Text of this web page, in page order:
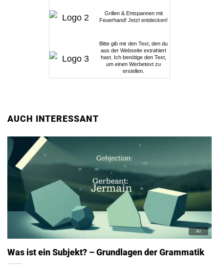
Grillen & Entspannen mit
Feuerhand! Jetzt entdecken!
Bitte gib mir den Text, den du
aus der Webseite extrahiert
hast. Ich benötige den Text,
um einen Werbetext zu
erstellen.
AUCH INTERESSANT
Was ist ein Subjekt? – Grundlagen der Grammatik